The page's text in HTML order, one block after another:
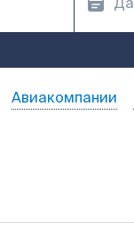
Авиакомпании